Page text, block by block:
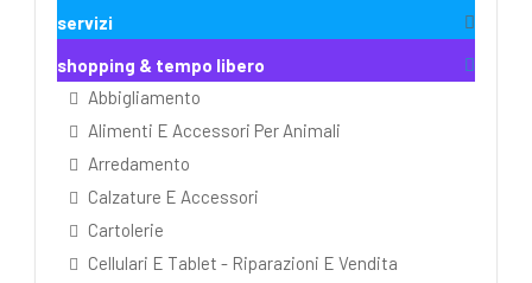
servizi
shopping & tempo libero
Abbigliamento
Alimenti E Accessori Per Animali
Arredamento
Calzature E Accessori
Cartolerie
Cellulari E Tablet - Riparazioni E Vendita